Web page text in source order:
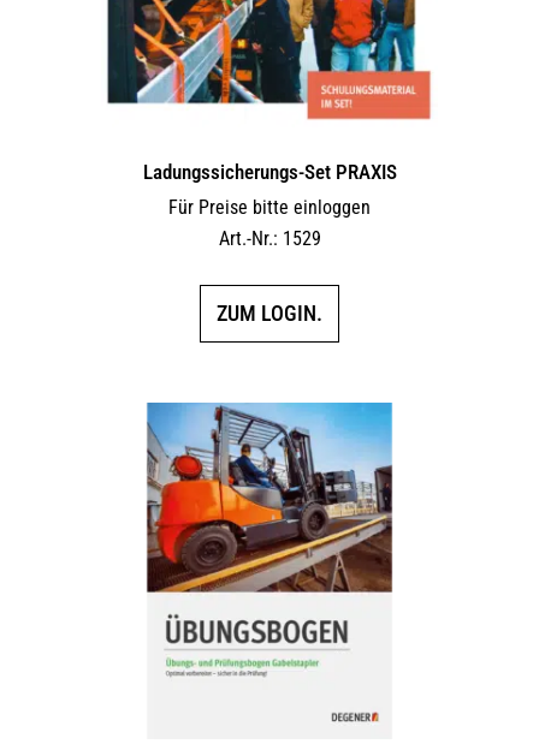
Ladungssicherungs-Set PRAXIS
Für Preise bitte einloggen
Art.-Nr.: 1529
ZUM LOGIN.